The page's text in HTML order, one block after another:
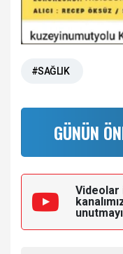
#SAĞLIK
GÜNÜN
Videolar